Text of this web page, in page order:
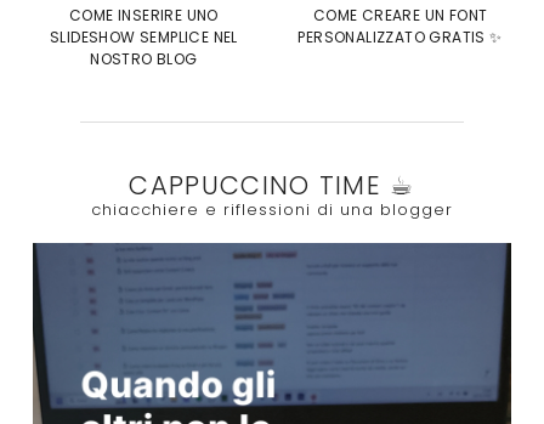
COME INSERIRE UNO
SLIDESHOW SEMPLICE NEL
NOSTRO BLOG
COME CREARE UN FONT
PERSONALIZZATO GRATIS ✨
CAPPUCCINO TIME ☕︎
chiacchiere e riflessioni di una blogger